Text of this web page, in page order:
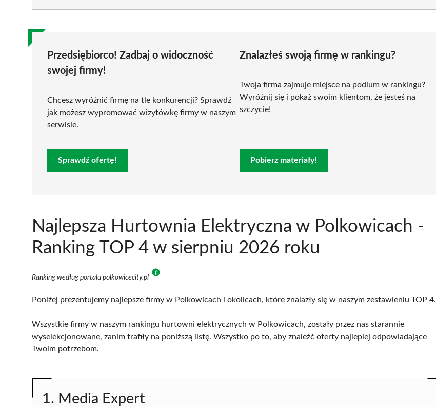
Przedsiębiorco! Zadbaj o widoczność
swojej firmy!
Chcesz wyróżnić firmę na tle konkurencji? Sprawdź
jak możesz wypromować wizytówkę firmy w naszym
serwisie.
Sprawdź ofertę!
Znalazłeś swoją firmę w rankingu?
Twoja firma zajmuje miejsce na podium w rankingu?
Wyróżnij się i pokaż swoim klientom, że jesteś na
szczycie!
Pobierz materiały!
Najlepsza Hurtownia Elektryczna w Polkowicach -
Ranking TOP 4 w sierpniu 2026 roku
Ranking według portalu polkowicecity.pl
Poniżej prezentujemy najlepsze firmy w Polkowicach i okolicach, które znalazły się w naszym zestawieniu TOP 4.
Wszystkie firmy w naszym rankingu hurtowni elektrycznych w Polkowicach, zostały przez nas starannie
wyselekcjonowane, zanim trafiły na poniższą listę. Wszystko po to, aby znaleźć oferty najlepiej odpowiadające
Twoim potrzebom.
1. Media Expert